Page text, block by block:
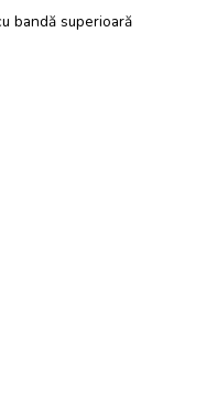
bandă superioară